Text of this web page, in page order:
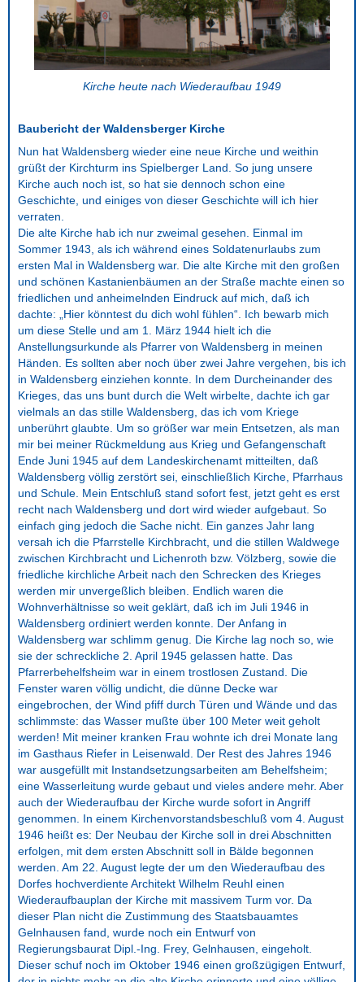
Kirche heute nach Wiederaufbau 1949
Baubericht der Waldensberger Kirche
Nun hat Waldensberg wieder eine neue Kirche und weithin
grüßt der Kirchturm ins Spielberger Land. So jung unsere
Kirche auch noch ist, so hat sie dennoch schon eine
Geschichte, und einiges von dieser Geschichte will ich hier
verraten.
Die alte Kirche hab ich nur zweimal gesehen. Einmal im
Sommer 1943, als ich während eines Soldatenurlaubs zum
ersten Mal in Waldensberg war. Die alte Kirche mit den großen
und schönen Kastanienbäumen an der Straße machte einen so
friedlichen und anheimelnden Eindruck auf mich, daß ich
dachte: „Hier könntest du dich wohl fühlen“. Ich bewarb mich
um diese Stelle und am 1. März 1944 hielt ich die
Anstellungsurkunde als Pfarrer von Waldensberg in meinen
Händen. Es sollten aber noch über zwei Jahre vergehen, bis ich
in Waldensberg einziehen konnte. In dem Durcheinander des
Krieges, das uns bunt durch die Welt wirbelte, dachte ich gar
vielmals an das stille Waldensberg, das ich vom Kriege
unberührt glaubte. Um so größer war mein Entsetzen, als man
mir bei meiner Rückmeldung aus Krieg und Gefangenschaft
Ende Juni 1945 auf dem Landeskirchenamt mitteilten, daß
Waldensberg völlig zerstört sei, einschließlich Kirche, Pfarrhaus
und Schule. Mein Entschluß stand sofort fest, jetzt geht es erst
recht nach Waldensberg und dort wird wieder aufgebaut. So
einfach ging jedoch die Sache nicht. Ein ganzes Jahr lang
versah ich die Pfarrstelle Kirchbracht, und die stillen Waldwege
zwischen Kirchbracht und Lichenroth bzw. Völzberg, sowie die
friedliche kirchliche Arbeit nach den Schrecken des Krieges
werden mir unvergeßlich bleiben. Endlich waren die
Wohnverhältnisse so weit geklärt, daß ich im Juli 1946 in
Waldensberg ordiniert werden konnte. Der Anfang in
Waldensberg war schlimm genug. Die Kirche lag noch so, wie
sie der schreckliche 2. April 1945 gelassen hatte. Das
Pfarrerbehelfsheim war in einem trostlosen Zustand. Die
Fenster waren völlig undicht, die dünne Decke war
eingebrochen, der Wind pfiff durch Türen und Wände und das
schlimmste: das Wasser mußte über 100 Meter weit geholt
werden! Mit meiner kranken Frau wohnte ich drei Monate lang
im Gasthaus Riefer in Leisenwald. Der Rest des Jahres 1946
war ausgefüllt mit Instandsetzungsarbeiten am Behelfsheim;
eine Wasserleitung wurde gebaut und vieles andere mehr. Aber
auch der Wiederaufbau der Kirche wurde sofort in Angriff
genommen. In einem Kirchenvorstandsbeschluß vom 4. August
1946 heißt es: Der Neubau der Kirche soll in drei Abschnitten
erfolgen, mit dem ersten Abschnitt soll in Bälde begonnen
werden. Am 22. August legte der um den Wiederaufbau des
Dorfes hochverdiente Architekt Wilhelm Reuhl einen
Wiederaufbauplan der Kirche mit massivem Turm vor. Da
dieser Plan nicht die Zustimmung des Staatsbauamtes
Gelnhausen fand, wurde noch ein Entwurf von
Regierungsbaurat Dipl.-Ing. Frey, Gelnhausen, eingeholt.
Dieser schuf noch im Oktober 1946 einen großzügigen Entwurf,